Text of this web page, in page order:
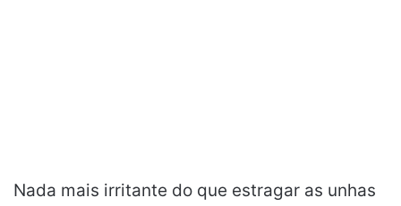
Nada mais irritante do que estragar as unhas